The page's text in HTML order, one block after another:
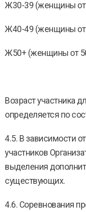
Ж30-39 (женщины от
Ж40-49 (женщины от
Ж50+ (женщины от
Возраст участника
определяется по
4.5. В зависимости
участников
выделения
существующих.
4.6. Соревнования